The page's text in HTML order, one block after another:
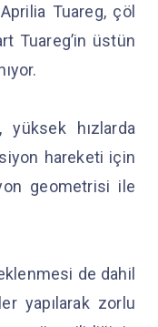
Tuareg, çöl
Tuareg’in üstün
yüksek hızlarda
hareketi için
geometrisi ile
de dahil
yapılarak zorlu